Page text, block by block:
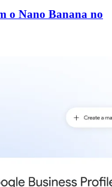
o Nano Banana no